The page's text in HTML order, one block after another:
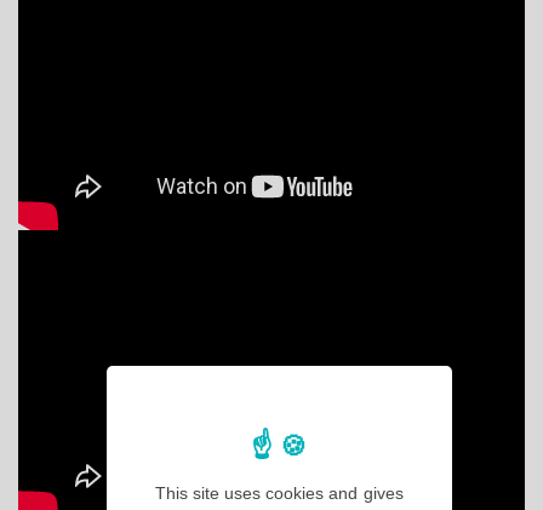
This site uses cookies and gives